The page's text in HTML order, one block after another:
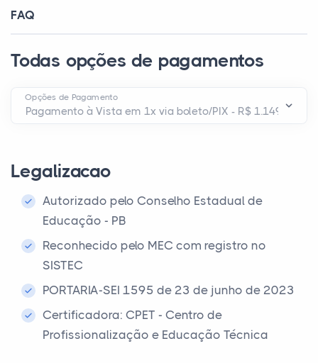
FAQ
Todas opções de pagamentos
Opções de Pagamento
Legalizacao
Autorizado pelo Conselho Estadual de
Educação - PB
Reconhecido pelo MEC com registro no
SISTEC
PORTARIA-SEI 1595 de 23 de junho de 2023
Certificadora: CPET - Centro de
Profissionalização e Educação Técnica